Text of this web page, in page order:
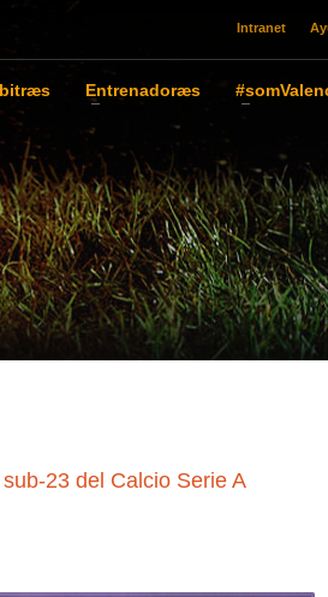
Intranet
Entrenadoræs
23 del Calcio Serie A